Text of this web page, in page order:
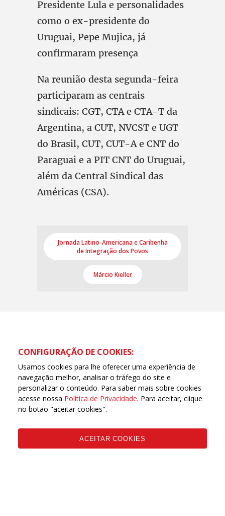
Presidente Lula e personalidades
como o ex-presidente do
Uruguai, Pepe Mujica, já
confirmaram presença
Na reunião desta segunda-feira
participaram as centrais
sindicais: CGT, CTA e CTA-T da
Argentina, a CUT, NVCST e UGT
do Brasil, CUT, CUT-A e CNT do
Paraguai e a PIT CNT do Uruguai,
além da Central Sindical das
Américas (CSA).
Jornada Latino-Americana e Caribenha
de Integração dos Povos
Márcio Kieller
CONFIGURAÇÃO DE COOKIES:
Usamos cookies para lhe oferecer uma experiência de
navegação melhor, analisar o tráfego do site e
personalizar o conteúdo. Para saber mais sobre cookies
acesse nossa Política de Privacidade. Para aceitar, clique
no botão "aceitar cookies".
ACEITAR COOKIES